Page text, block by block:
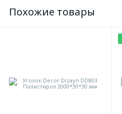
Похожие товары